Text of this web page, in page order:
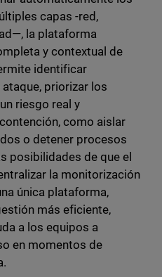
capas -red,
la plataforma
y contextual de
identificar
priorizar los
riesgo real y
como aislar
o detener procesos
posibilidades de que el
la monitorización
única plataforma,
más eficiente,
a los equipos a
en momentos de